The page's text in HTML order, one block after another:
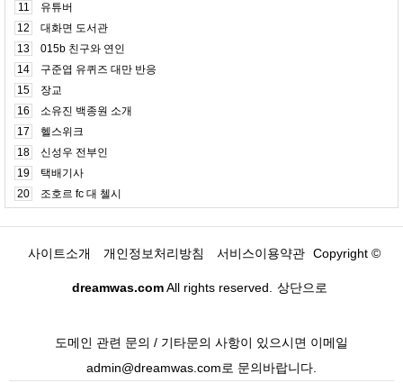
11
유튜버
12
대화면 도서관
13
015b 친구와 연인
14
구준엽 유퀴즈 대만 반응
15
장교
16
소유진 백종원 소개
17
헬스위크
18
신성우 전부인
19
택배기사
20
조호르 fc 대 첼시
사이트소개 개인정보처리방침 서비스이용약관 Copyright ©
dreamwas.comAll rights reserved. 상단으로
도메인 관련 문의 / 기타문의 사항이 있으시면 이메일
admin@dreamwas.com로 문의바랍니다.